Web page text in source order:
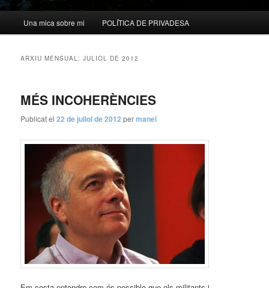
Una mica sobre mi POLÍTICA DE PRIVADESA
ARXIU MENSUAL:JULIOL DE 2012
MÉS INCOHERÈNCIES
Publicat el22 de juliol de 2012 permanel